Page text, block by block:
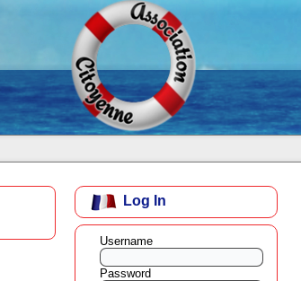
Log In
Username
Password